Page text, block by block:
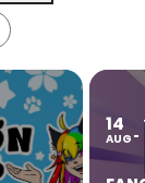
and manga,
of activities to
14
AUG